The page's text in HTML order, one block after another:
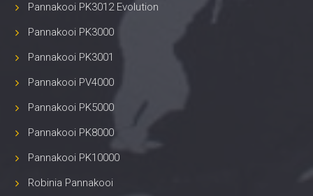
Pannakooi PK3012 Evolution
Pannakooi PK3000
Pannakooi PK3001
Pannakooi PV4000
Pannakooi PK5000
Pannakooi PK8000
Pannakooi PK10000
Robinia Pannakooi